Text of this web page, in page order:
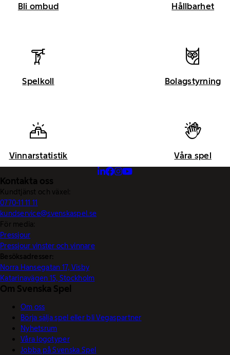
Bli ombud Hållbarhet
Spelkoll Bolagstyrning
Vinnarstatistik Våra spel
Kontakta oss
Kundtjänst och växel:
0770-11 11 11
kundservice@svenskaspel.se
För media:
Pressjour
Pressjour vinster och vinnare
Besöksadresser:
Norra Hansegatan 17, Visby
Katarinavägen 15, Stockholm
Om Svenska Spel
Om oss
Börja sälja spel eller bli Vegaspartner
Nyhetsrum
Våra logotyper
Jobba på Svenska Spel